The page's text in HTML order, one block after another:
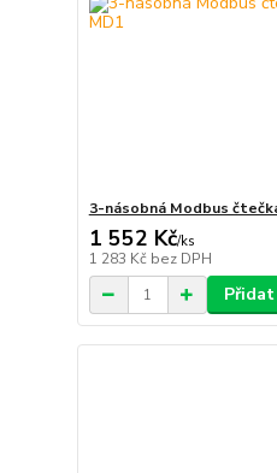
3-násobná Modbus
1 552 Kč/ks
1 283 Kč bez DPH